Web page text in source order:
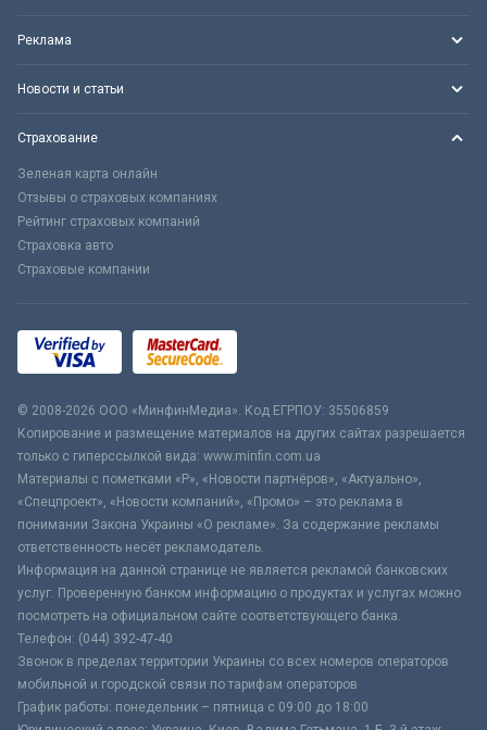
Реклама
Новости и статьи
Страхование
Зеленая карта онлайн
Отзывы о страховых компаниях
Рейтинг страховых компаний
Страховка авто
Страховые компании
© 2008-2026 ООО «МинфинМедиа». Код ЕГРПОУ: 35506859
Копирование и размещение материалов на других сайтах разрешается
только с гиперссылкой вида: www.minfin.com.ua
Материалы с пометками «Р», «Новости партнёров», «Актуально»,
«Спецпроект», «Новости компаний», «Промо» – это реклама в
понимании Закона Украины «О рекламе». За содержание рекламы
ответственность несёт рекламодатель.
Информация на данной странице не является рекламой банковских
услуг. Проверенную банком информацию о продуктах и услугах можно
посмотреть на официальном сайте соответствующего банка.
Телефон: (044) 392-47-40
Звонок в пределах территории Украины со всех номеров операторов
мобильной и городской связи по тарифам операторов
График работы: понедельник – пятница с 09:00 до 18:00